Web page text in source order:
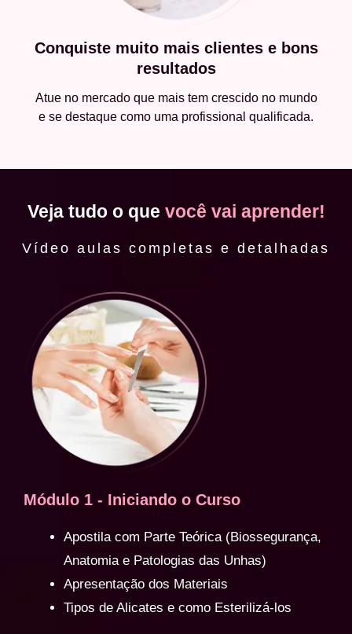
Conquiste muito mais clientes e bons
resultados
Atue no mercado que mais tem crescido no mundo
e se destaque como uma profissional qualificada.
Veja tudo o que você vai aprender!
Vídeo aulas completas e detalhadas
Módulo 1 - Iniciando o Curso
Apostila com Parte Teórica (Biossegurança,
Anatomia e Patologias das Unhas)
Apresentação dos Materiais
Tipos de Alicates e como Esterilizá-los